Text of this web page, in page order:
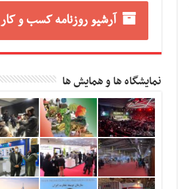
آرشیو روزنامه کسب و کار
نمایشگاه ها و همایش ها